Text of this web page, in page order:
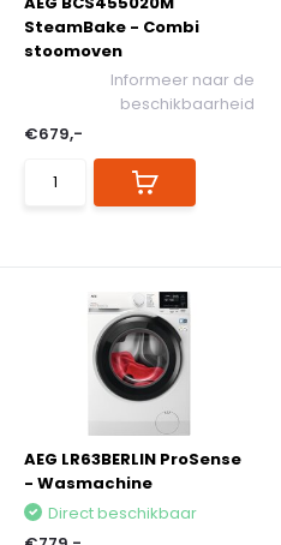
SteamBake - Combi
stoomoven
Informeer naar de
beschikbaarheid
€679,-
AEG LR63BERLIN ProSense
- Wasmachine
Direct beschikbaar